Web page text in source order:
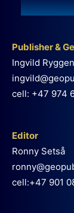
Publisher &
Ingvild
cell: +47 974
Editor
Ronny Setså
cell:+47 901